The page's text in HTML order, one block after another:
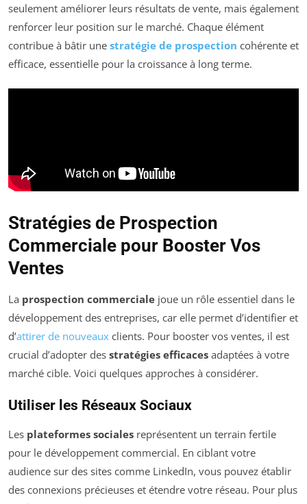
seulement améliorer leurs résultats de vente, mais également
renforcer leur position sur le marché. Chaque élément
contribue à bâtir une stratégie de prospection cohérente et
efficace, essentielle pour la croissance à long terme.
Stratégies de Prospection
Commerciale pour Booster Vos
Ventes
La prospection commerciale joue un rôle essentiel dans le
développement des entreprises, car elle permet d’identifier et
d’attirer de nouveaux clients. Pour booster vos ventes, il est
crucial d’adopter des stratégies efficaces adaptées à votre
marché cible. Voici quelques approches à considérer.
Utiliser les Réseaux Sociaux
Les plateformes sociales représentent un terrain fertile
pour le développement commercial. En ciblant votre
audience sur des sites comme LinkedIn, vous pouvez établir
des connexions précieuses et étendre votre réseau. Pour plus